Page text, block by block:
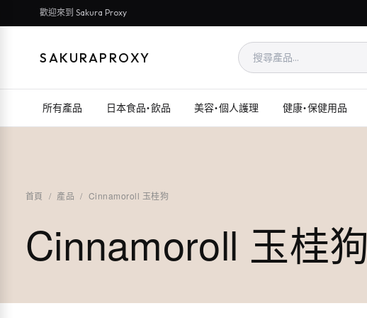
歡迎來到 Sakura Proxy
SAKURAPROXY
所有產品 日本食品・飲品 美容・個人護理 健康・保健用品
首頁 / 產品 / Cinnamoroll 玉桂狗
Cinnamoroll 玉桂狗